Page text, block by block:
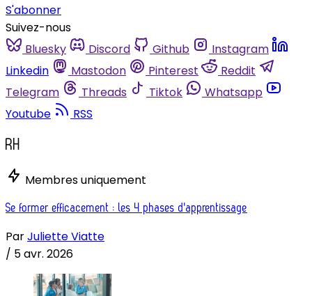
S'abonner
Suivez-nous
Bluesky
Discord Github
Instagram
Linkedin
Mastodon Pinterest
Reddit
Telegram
Threads Tiktok
Whatsapp
Youtube
RSS
RH
Membres uniquement
Se former efficacement : les 4 phases d'apprentissage
ParJuliette Viatte
/ 5 avr. 2026